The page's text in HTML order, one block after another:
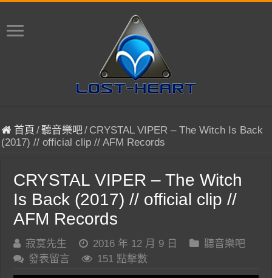
首頁 /聽音樂吧/ CRYSTAL VIPER – The Witch Is Back
(2017) // official clip // AFM Records
CRYSTAL VIPER – The Witch
Is Back (2017) // official clip //
AFM Records
寂寞先生 2016 年 12 月 9 日
聽音樂吧
發表留言
151 點擊數